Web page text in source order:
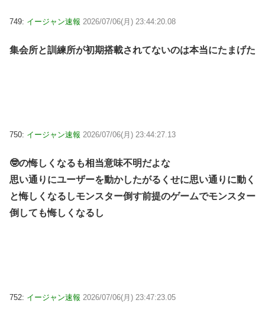
749: イージャン速報 2026/07/06(月) 23:44:20.08
集会所と訓練所が初期搭載されてないのは本当にたまげた
750: イージャン速報 2026/07/06(月) 23:44:27.13
🤓の悔しくなるも相当意味不明だよな
思い通りにユーザーを動かしたがるくせに思い通りに動く
と悔しくなるしモンスター倒す前提のゲームでモンスター
倒しても悔しくなるし
752: イージャン速報 2026/07/06(月) 23:47:23.05